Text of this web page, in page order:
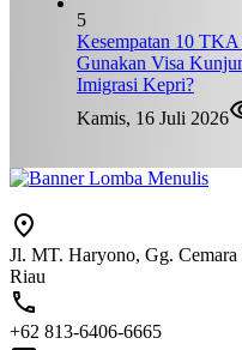
5
Kesempatan 10
Gunakan Visa
Imigrasi Kepri?
Kamis, 16 Juli 2026
Jl. MT. Haryono, Gg.
Riau
+62 813-6406-6665